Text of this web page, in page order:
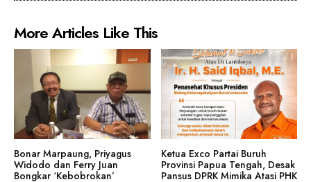
More Articles Like This
Bonar Marpaung, Priyagus
Widodo dan Ferry Juan
Bongkar ‘Kebobrokan’
Ketua Exco Partai Buruh
Provinsi Papua Tengah, Desak
Pansus DPRK Mimika Atasi PHK